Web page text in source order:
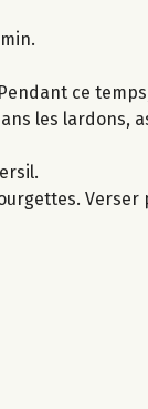
ce
les lardons,
Verser